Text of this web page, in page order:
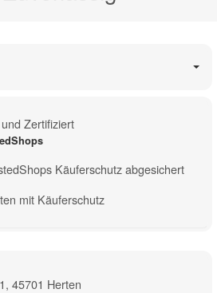
45701 Herten
Zertifiziert
Käuferschutz abgesichert
mit Käuferschutz